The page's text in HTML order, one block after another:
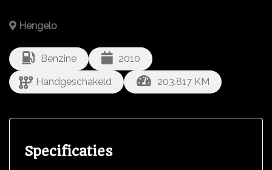
Hengelo
Benzine
2010
Handgeschakeld
203.817 KM
Specificaties